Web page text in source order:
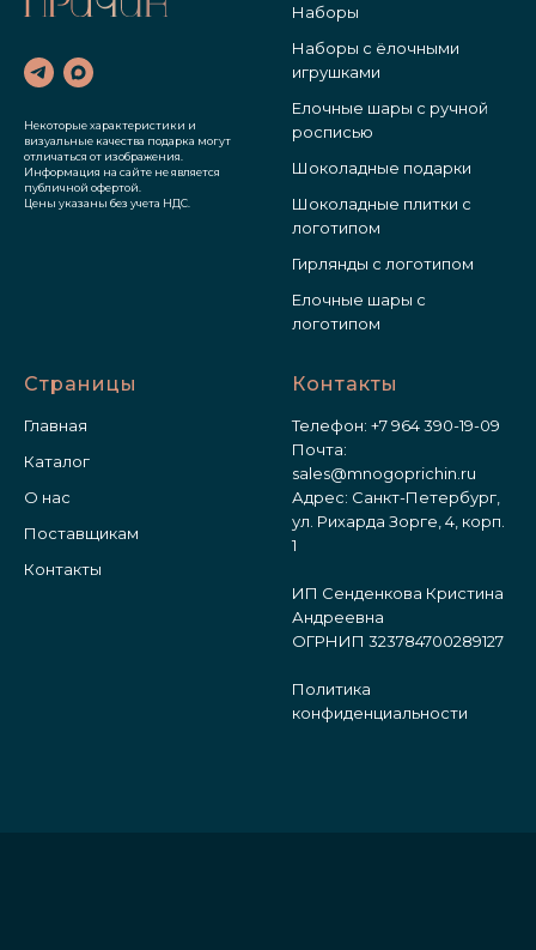
Некоторые характеристики и
визуальные качества подарка могут
отличаться от изображения.
Информация на сайте не является
публичной офертой.
Цены указаны без учета НДС.
Наборы
Наборы с ёлочными
игрушками
Елочные шары с ручной
росписью
Шоколадные подарки
Шоколадные плитки с
логотипом
Гирлянды с логотипом
Елочные шары с
логотипом
Страницы
Главная
Каталог
О нас
Поставщикам
Контакты
Контакты
Телефон: +7 964 390-19-09
Почта:
sales@mnogoprichin.ru
Адрес: Санкт-Петербург,
ул. Рихарда Зорге, 4, корп.
1
ИП Сенденкова Кристина
Андреевна
ОГРНИП 323784700289127
Политика
конфиденциальности